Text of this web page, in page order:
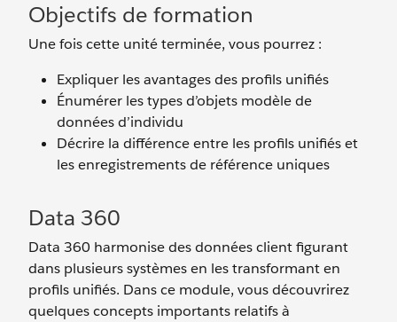
Objectifs de formation
Une fois cette unité terminée, vous pourrez :
Expliquer les avantages des profils unifiés
Énumérer les types d’objets modèle de
données d’individu
Décrire la différence entre les profils unifiés et
les enregistrements de référence uniques
Data 360
Data 360 harmonise des données client figurant
dans plusieurs systèmes en les transformant en
profils unifiés. Dans ce module, vous découvrirez
quelques concepts importants relatifs à